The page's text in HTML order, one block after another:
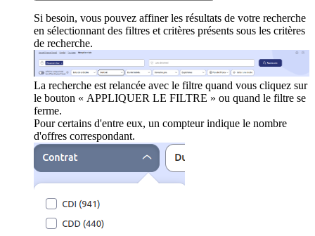
Si besoin, vous pouvez affiner les résultats de votre recherche
en sélectionnant des filtres et critères présents sous les critères
de recherche.
La recherche est relancée avec le filtre quand vous cliquez sur
le bouton « APPLIQUER LE FILTRE » ou quand le filtre se
ferme.
Pour certains d'entre eux, un compteur indique le nombre
d'offres correspondant.